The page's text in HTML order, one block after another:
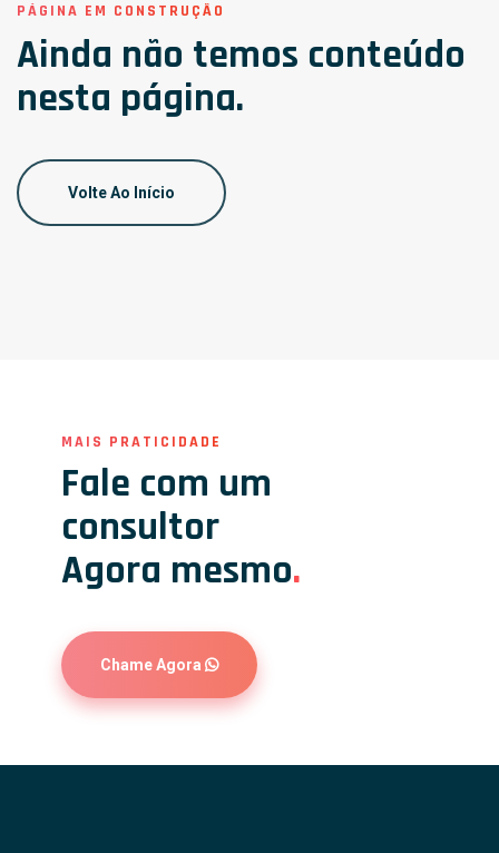
PÁGINA EM CONSTRUÇÃO
Ainda não temos conteúdo
nesta página.
Volte Ao Início
MAIS PRATICIDADE
Fale com um
consultor
Agora mesmo.
Chame Agora